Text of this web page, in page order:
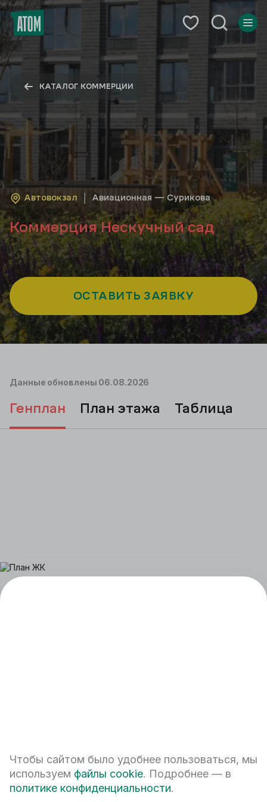
КАТАЛОГ КОММЕРЦИИ
Автовокзал Авиационная — Сурикова
Коммерция Нескучный сад
ОСТАВИТЬ ЗАЯВКУ
Подбор
генплан план этажа таблица
Данные обновлены 06.08.2026
Екатеринбург, ул. Белинского, 39
Наш график работы
пн - пт: 08:00 – 20:00
Чтобы сайтом было удобнее пользоваться, мы
используем файлы cookie. Подробнее — в
политике конфиденциальности.